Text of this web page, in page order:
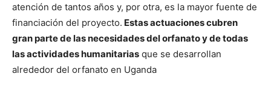
atención de tantos años y, por otra, es la mayor fuente de
financiación del proyecto. Estas actuaciones cubren
gran parte de las necesidades del orfanato y de todas
las actividades humanitarias que se desarrollan
alrededor del orfanato en Uganda